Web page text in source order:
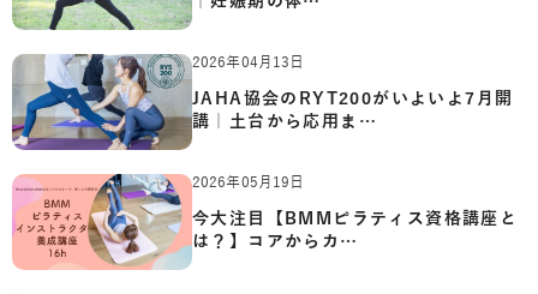
2026年04月13日
JAHA協会のRYT200がいよいよ7月開
講｜土台から応用ま…
2026年05月19日
今大注目【BMMピラティス資格講座と
は？】コアからカ…